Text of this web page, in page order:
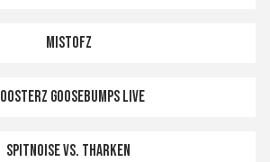
Mistofz
GOOSEBUMPS LIVE
Spitnoise vs. Tharken